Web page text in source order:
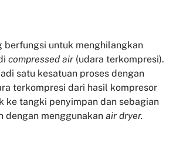
berfungsi untuk menghilangkan
compressed air (udara terkompresi).
satu kesatuan proses dengan
terkompresi dari hasil kompresor
ke tangki penyimpan dan sebagian
dengan menggunakan air dryer.